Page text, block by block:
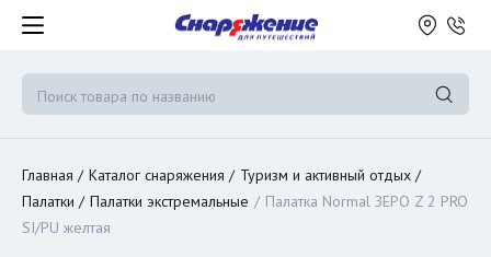
Главная Каталог снаряжения
Туризм и активный отдых
Палатки
Палатки экстремальные
Палатка Normal ЗЕРО Z 2 PRO
SI/PU желтая